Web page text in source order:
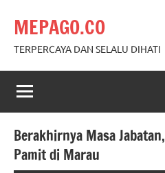
content
MEPAGO.CO
TERPERCAYA DAN SELALU DIHATI
Berakhirnya Masa
Pamit di Marau